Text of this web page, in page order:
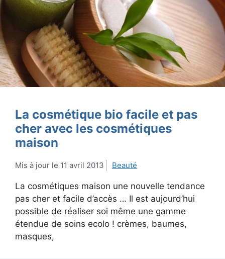
La cosmétique bio facile et pas
cher avec les cosmétiques
maison
11 avril 2013 Beauté
La cosmétiques maison une nouvelle tendance
pas cher et facile d’accès … Il est aujourd’hui
possible de réaliser soi même une gamme
étendue de soins ecolo ! crèmes, baumes,
masques,